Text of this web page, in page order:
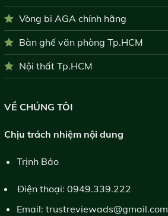
Vòng bi AGA chính hãng
Bàn ghế văn phòng Tp.HCM
Nội thất Tp.HCM
VỀ CHÚNG TÔI
Chịu trách nhiệm nội dung
Trịnh Bảo
Điện thoại: 0949.339.222
Email: trustreviewads@gmail.com